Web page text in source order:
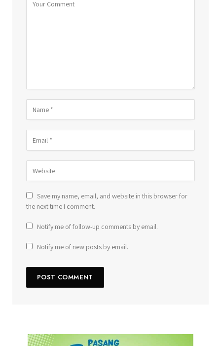
Save my name, email, and website in this browser for
the next time I comment.
Notify me of follow-up comments by email.
Notify me of new posts by email.